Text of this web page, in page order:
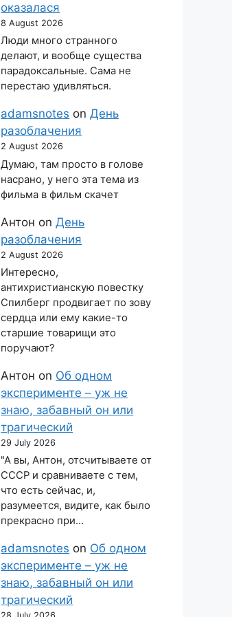
оказалася
8 August 2026
Люди много странного
делают, и вообще существа
парадоксальные. Сама не
перестаю удивляться.
adamsnotes onДень
разоблачения
2 August 2026
Думаю, там просто в голове
насрано, у него эта тема из
фильма в фильм скачет
Антон onДень
разоблачения
2 August 2026
Интересно,
антихристианскую повестку
Спилберг продвигает по зову
сердца или ему какие-то
старшие товарищи это
поручают?
Антон on Об одном
эксперименте – уж не
знаю, забавный он или
трагический
29 July 2026
"А вы, Антон, отсчитываете от
СССР и сравниваете с тем,
что есть сейчас, и,
разумеется, видите, как было
прекрасно при…
adamsnotes on Об одном
эксперименте – уж не
знаю, забавный он или
трагический